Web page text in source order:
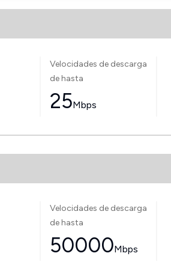
Velocidades de descarga
de hasta
25Mbps
Velocidades de descarga
de hasta
50000Mbps